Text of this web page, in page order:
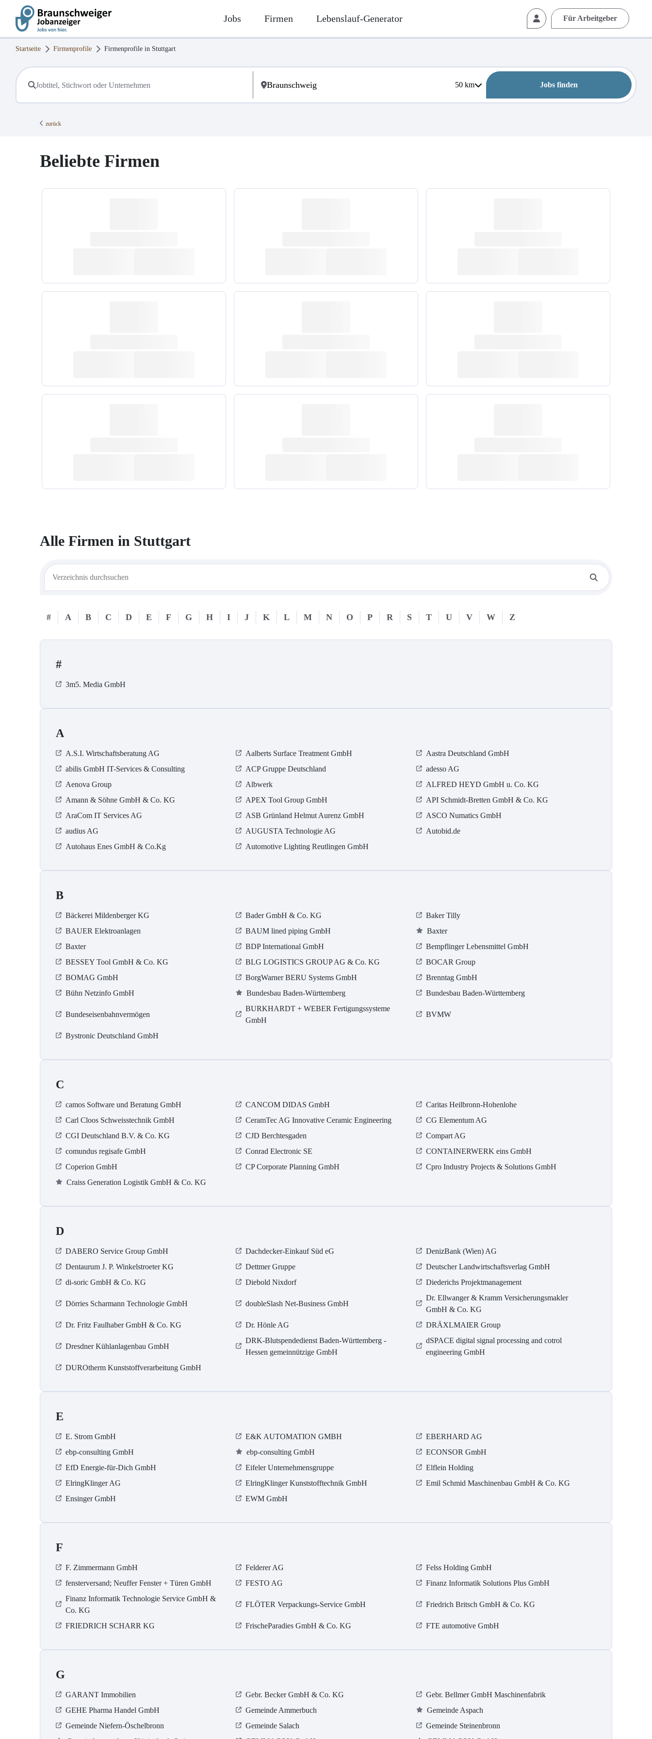
Jobs Firmen Lebenslauf-Generator Für Arbeitgeber
Startseite Firmenprofile Firmenprofile in Stuttgart
50km Jobs finden
zurück
Beliebte Firmen
Alle Firmen in Stuttgart
# A B C D E F G H I J K L M N O P R S T U V W Z
#
3m5. Media GmbH
A
A.S.I. Wirtschaftsberatung AG Aalberts Surface Treatment GmbH
Aastra Deutschland GmbH
abilis GmbH IT-Services & Consulting
ACP Gruppe Deutschland
adesso AG
Aenova Group
Albwerk
ALFRED HEYD GmbH u. Co. KG
Amann & Söhne GmbH & Co. KG
APEX Tool Group GmbH
API Schmidt-Bretten GmbH & Co. KG
AraCom IT Services AG
ASB Grün­land Helmut Au­renz GmbH
ASCO Numatics GmbH
audius AG
AUGUSTA Technologie AG
Autobid.de
Autohaus Enes GmbH & Co.Kg
Automotive Lighting Reutlingen GmbH
B
Bäckerei Mildenberger KG Bader GmbH & Co. KG
Baker Tilly
BAUER Elektroanlagen
BAUM lined piping GmbH
Baxter
Baxter
BDP International GmbH
Bempflinger Lebensmittel GmbH
BESSEY Tool GmbH & Co. KG
BLG LOGISTICS GROUP AG & Co. KG
BOCAR Group
BOMAG GmbH
BorgWarner BERU Systems GmbH
Brenntag GmbH
Bühn Netzinfo GmbH
Bundesbau Baden-Württemberg Bundesbau Baden-Württemberg
Bundeseisenbahnvermögen
BURKHARDT + WEBER Fertigungssysteme
GmbH
BVMW
Bystronic Deutschland GmbH
C
camos Software und Beratung GmbH CANCOM DIDAS GmbH
Caritas Heilbronn-Hohenlohe
Carl Cloos Schweisstechnik GmbH
CeramTec AG Innovative Ceramic Engineering
CG Elementum AG
CGI Deutschland B.V. & Co. KG
CJD Berchtesgaden
Compart AG
comundus regisafe GmbH
Conrad Electronic SE
CONTAINERWERK eins GmbH
Coperion GmbH
CP Corporate Planning GmbH
Cpro Industry Projects & Solutions GmbH
Craiss Generation Logistik GmbH & Co. KG
D
DABERO Service Group GmbH Dachdecker-Einkauf Süd eG
DenizBank (Wien) AG
Dentaurum J. P. Winkelstroeter KG
Dettmer Gruppe
Deutscher Landwirtschaftsverlag GmbH
di-soric GmbH & Co. KG
Diebold Nixdorf Diederichs Projektmanagement
Dörries Scharmann Technologie GmbH doubleSlash Net-Business GmbH
Dr. Ellwanger & Kramm Versicherungsmakler
GmbH & Co. KG
Dr. Fritz Faulhaber GmbH & Co. KG
Dr. Hönle AG DRÄXLMAIER Group
Dresdner Kühlanlagenbau GmbH
DRK-Blutspendedienst Baden-Württemberg -
Hessen gemeinnützige GmbH
dSPACE digital signal processing and cotrol
engineering GmbH
DUROtherm Kunststoffverarbeitung GmbH
E
E. Strom GmbH E&K AUTOMATION GMBH
EBERHARD AG
ebp-consulting GmbH
ebp-consulting GmbH
ECONSOR GmbH
EfD Energie-für-Dich GmbH
Eifeler Unternehmensgruppe
Elflein Holding
ElringKlinger AG
ElringKlinger Kunststofftechnik GmbH
Emil Schmid Maschinenbau GmbH & Co. KG
Ensinger GmbH
EWM GmbH
F
F. Zimmermann GmbH Felderer AG
Felss Holding GmbH
fensterversand; Neuffer Fenster + Türen GmbH
FESTO AG
Finanz Informatik Solutions Plus GmbH
Finanz Informatik Technologie Service GmbH &
Co. KG
FLÖTER Verpackungs-Service GmbH Friedrich Britsch GmbH & Co. KG
FRIEDRICH SCHARR KG FrischeParadies GmbH & Co. KG FTE automotive GmbH
G
GARANT Immobilien Gebr. Becker GmbH & Co. KG
Gebr. Bellmer GmbH Maschinenfabrik
GEHE Pharma Handel GmbH
Gemeinde Ammerbuch
Gemeinde Aspach
Gemeinde Niefern-Öschelbronn
Gemeinde Salach
Gemeinde Steinenbronn